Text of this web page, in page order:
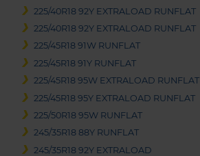
225/40R18 92Y EXTRALOAD RUNFLAT
225/40R18 92Y EXTRALOAD RUNFLAT
225/45R18 91W RUNFLAT
225/45R18 91Y RUNFLAT
225/45R18 95W EXTRALOAD RUNFLAT
225/45R18 95Y EXTRALOAD RUNFLAT
225/50R18 95W RUNFLAT
245/35R18 88Y RUNFLAT
245/35R18 92Y EXTRALOAD